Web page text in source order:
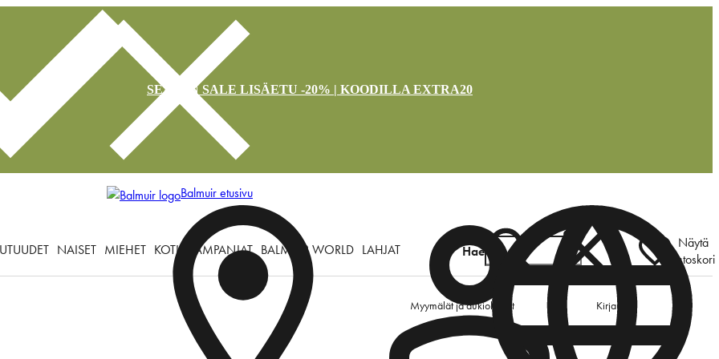
SEASON SALE LISÄETU -20% | KOODILLA EXTRA20
Balmuir etusivu
Myymälät ja aukioloajat Kirjaudu
NAISET MIEHET KOTI KAMPANJAT BALMUIR WORLD LAHJAT Hae
Näytä
ostoskori